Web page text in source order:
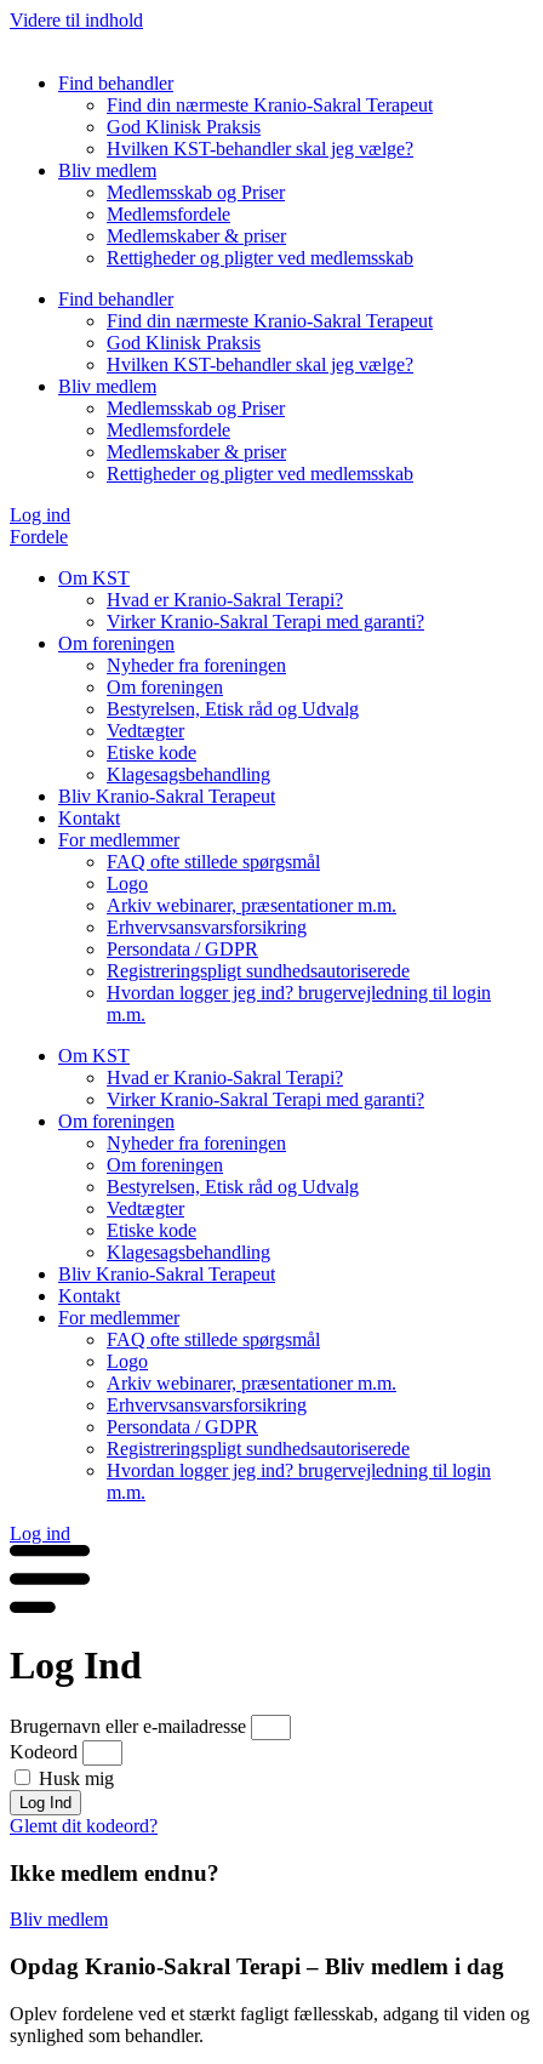
Videre til indhold
Find behandler
Find din nærmeste Kranio-Sakral Terapeut
God Klinisk Praksis
Hvilken KST-behandler skal jeg vælge?
Bliv medlem
Medlemsskab og Priser
Medlemsfordele
Medlemskaber & priser
Rettigheder og pligter ved medlemsskab
Find behandler
Find din nærmeste Kranio-Sakral Terapeut
God Klinisk Praksis
Hvilken KST-behandler skal jeg vælge?
Bliv medlem
Medlemsskab og Priser
Medlemsfordele
Medlemskaber & priser
Rettigheder og pligter ved medlemsskab
Log ind
Fordele
Om KST
Hvad er Kranio-Sakral Terapi?
Virker Kranio-Sakral Terapi med garanti?
Om foreningen
Nyheder fra foreningen
Om foreningen
Bestyrelsen, Etisk råd og Udvalg
Vedtægter
Etiske kode
Klagesagsbehandling
Bliv Kranio-Sakral Terapeut
Kontakt
For medlemmer
FAQ ofte stillede spørgsmål
Logo
Arkiv webinarer, præsentationer m.m.
Erhvervsansvarsforsikring
Persondata / GDPR
Registreringspligt sundhedsautoriserede
Hvordan logger jeg ind? brugervejledning til login
m.m.
Om KST
Hvad er Kranio-Sakral Terapi?
Virker Kranio-Sakral Terapi med garanti?
Om foreningen
Nyheder fra foreningen
Om foreningen
Bestyrelsen, Etisk råd og Udvalg
Vedtægter
Etiske kode
Klagesagsbehandling
Bliv Kranio-Sakral Terapeut
Kontakt
For medlemmer
FAQ ofte stillede spørgsmål
Logo
Arkiv webinarer, præsentationer m.m.
Erhvervsansvarsforsikring
Persondata / GDPR
Registreringspligt sundhedsautoriserede
Hvordan logger jeg ind? brugervejledning til login
m.m.
Log ind
Log Ind
Brugernavn eller e-mailadresse
Kodeord
Husk mig
Log Ind
Glemt dit kodeord?
Ikke medlem endnu?
Bliv medlem
Opdag Kranio-Sakral Terapi – Bliv medlem i dag
Oplev fordelene ved et stærkt fagligt fællesskab, adgang til viden og
synlighed som behandler.